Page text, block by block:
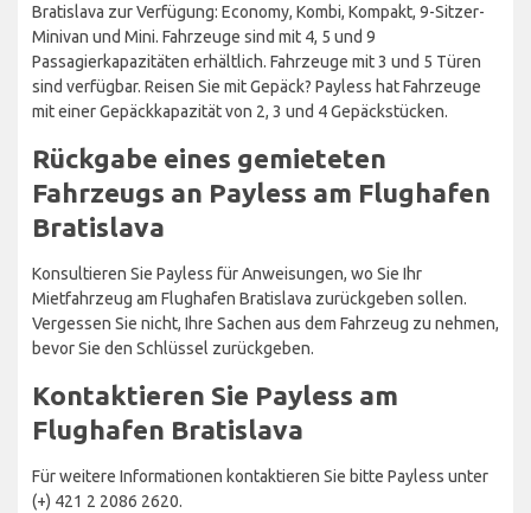
Bratislava zur Verfügung: Economy, Kombi, Kompakt, 9-Sitzer-
Minivan und Mini. Fahrzeuge sind mit 4, 5 und 9
Passagierkapazitäten erhältlich. Fahrzeuge mit 3 und 5 Türen
sind verfügbar. Reisen Sie mit Gepäck? Payless hat Fahrzeuge
mit einer Gepäckkapazität von 2, 3 und 4 Gepäckstücken.
Rückgabe eines gemieteten
Fahrzeugs an Payless am Flughafen
Bratislava
Konsultieren Sie Payless für Anweisungen, wo Sie Ihr
Mietfahrzeug am Flughafen Bratislava zurückgeben sollen.
Vergessen Sie nicht, Ihre Sachen aus dem Fahrzeug zu nehmen,
bevor Sie den Schlüssel zurückgeben.
Kontaktieren Sie Payless am
Flughafen Bratislava
Für weitere Informationen kontaktieren Sie bitte Payless unter
(+) 421 2 2086 2620.